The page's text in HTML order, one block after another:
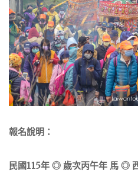
報名說明：
民國115年 ◎ 歲次丙午年 馬 ◎